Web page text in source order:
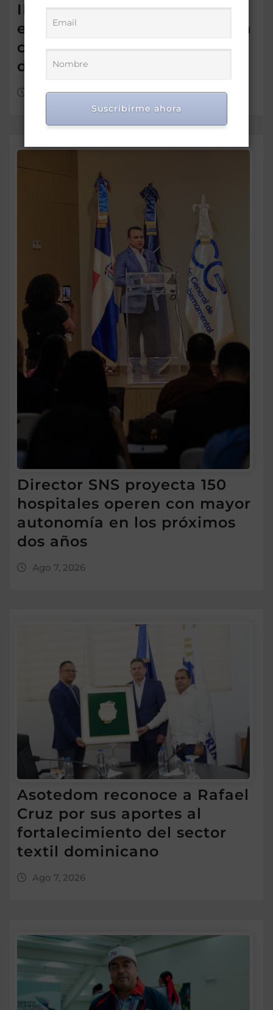
IDEICE y MINERD coordinan
estrategias para fortalecer la
calidad de la educación
dominicana
Ago 7, 2026
Director SNS proyecta 150
hospitales operen con mayor
autonomía en los próximos
dos años
Ago 7, 2026
Asotedom reconoce a Rafael
Cruz por sus aportes al
fortalecimiento del sector
textil dominicano
Ago 7, 2026
Suscribirme ahora